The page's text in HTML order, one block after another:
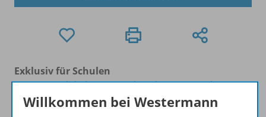
Exklusiv für Schulen
Dieses Produkt kann nur über das Benutzerkonto
der Schule bestellt werden. Ihre/n Ansprechpartner/-
Willkommen bei Westermann